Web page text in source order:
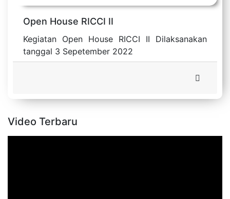
Open House RICCI II
Kegiatan Open House RICCI II Dilaksanakan
tanggal 3 Sepetember 2022
Video Terbaru